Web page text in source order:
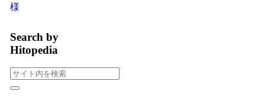
様
Search by
Hitopedia